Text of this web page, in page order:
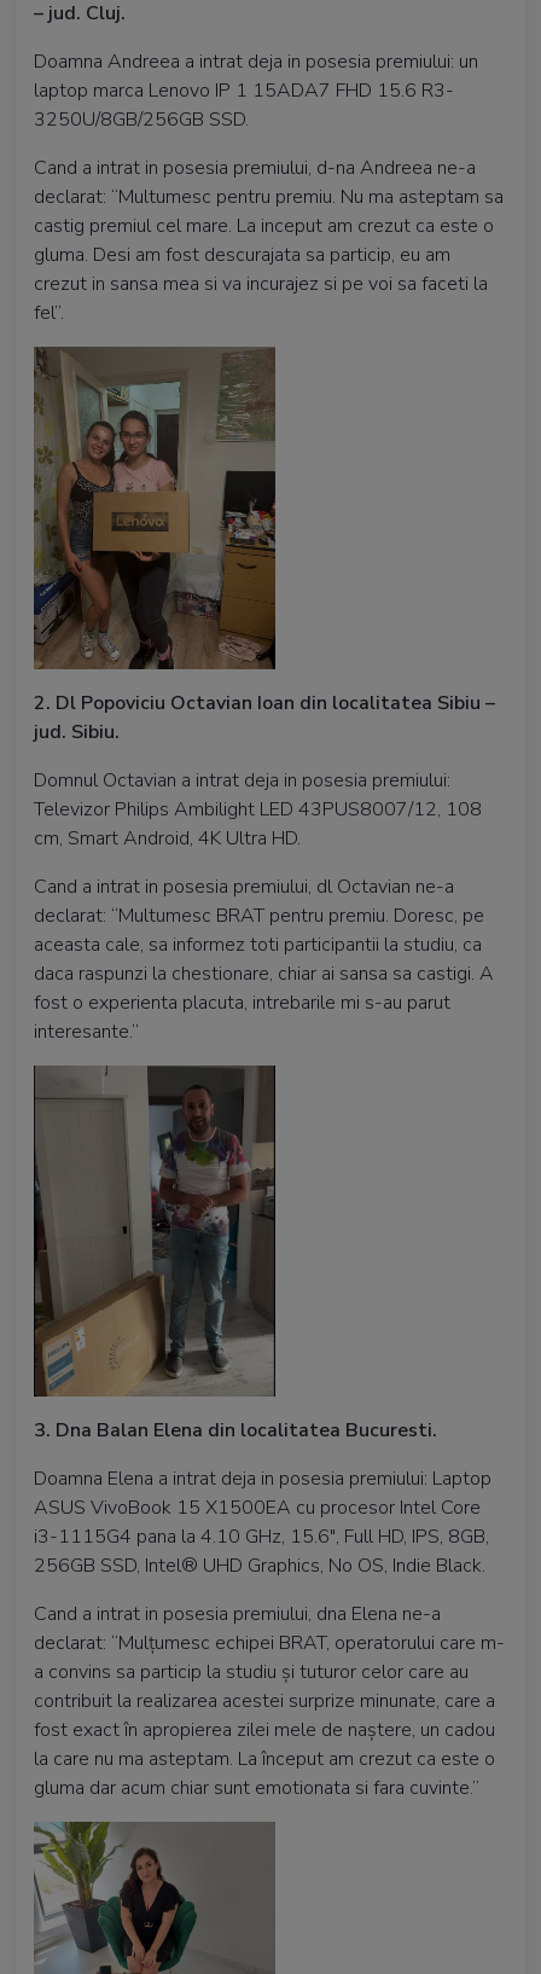
– jud. Cluj.
Doamna Andreea a intrat deja in posesia premiului: un
laptop marca Lenovo IP 1 15ADA7 FHD 15.6 R3-
3250U/8GB/256GB SSD.
Cand a intrat in posesia premiului, d-na Andreea ne-a
declarat: “Multumesc pentru premiu. Nu ma asteptam sa
castig premiul cel mare. La inceput am crezut ca este o
gluma. Desi am fost descurajata sa particip, eu am
crezut in sansa mea si va incurajez si pe voi sa faceti la
fel”.
2. Dl Popoviciu Octavian Ioan din localitatea Sibiu –
jud. Sibiu.
Domnul Octavian a intrat deja in posesia premiului:
Televizor Philips Ambilight LED 43PUS8007/12, 108
cm, Smart Android, 4K Ultra HD.
Cand a intrat in posesia premiului, dl Octavian ne-a
declarat: “Multumesc BRAT pentru premiu. Doresc, pe
aceasta cale, sa informez toti participantii la studiu, ca
daca raspunzi la chestionare, chiar ai sansa sa castigi. A
fost o experienta placuta, intrebarile mi s-au parut
interesante.”
3. Dna Balan Elena din localitatea Bucuresti.
Doamna Elena a intrat deja in posesia premiului: Laptop
ASUS VivoBook 15 X1500EA cu procesor Intel Core
i3-1115G4 pana la 4.10 GHz, 15.6", Full HD, IPS, 8GB,
256GB SSD, Intel® UHD Graphics, No OS, Indie Black.
Cand a intrat in posesia premiului, dna Elena ne-a
declarat: “Mulțumesc echipei BRAT, operatorului care m-
a convins sa particip la studiu și tuturor celor care au
contribuit la realizarea acestei surprize minunate, care a
fost exact în apropierea zilei mele de naștere, un cadou
la care nu ma asteptam. La început am crezut ca este o
gluma dar acum chiar sunt emotionata si fara cuvinte.”